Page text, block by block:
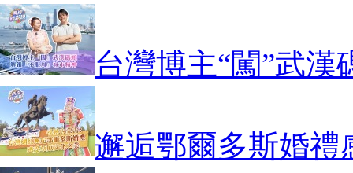
台灣博主“闖”武漢
邂逅鄂爾多斯婚禮